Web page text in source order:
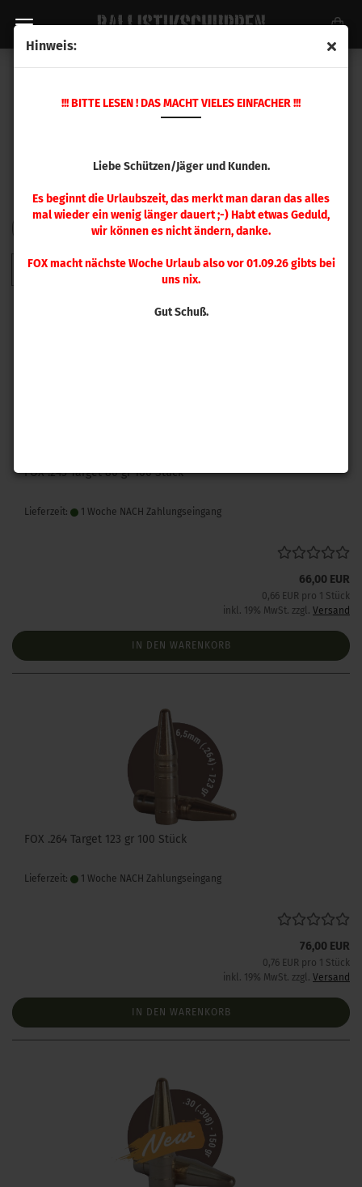
Hinweis:
!!! BITTE LESEN ! DAS MACHT VIELES EINFACHER !!!
Liebe Schützen/Jäger und Kunden.
Es beginnt die Urlaubszeit, das merkt man daran das alles
mal wieder ein wenig länger dauert ;-) Habt etwas Geduld,
wir können es nicht ändern, danke.
FOX macht nächste Woche Urlaub also vor 01.09.26 gibts bei
uns nix.
Gut Schuß.
FILTERSortieren nach
Sortieren nach 48 pro Seite
pro Seite
2 »
FOX .243 Target 80 gr 100 Stück
Lieferzeit: 1 Woche NACH Zahlungseingang
66,00 EUR
0,66 EUR pro 1 Stück
inkl. 19% MwSt. zzgl. Versand
IN DEN WARENKORB
FOX .264 Target 123 gr 100 Stück
Lieferzeit: 1 Woche NACH Zahlungseingang
76,00 EUR
0,76 EUR pro 1 Stück
inkl. 19% MwSt. zzgl. Versand
IN DEN WARENKORB